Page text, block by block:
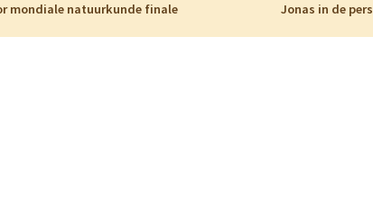
mondiale natuurkunde finale Jonas in de pers